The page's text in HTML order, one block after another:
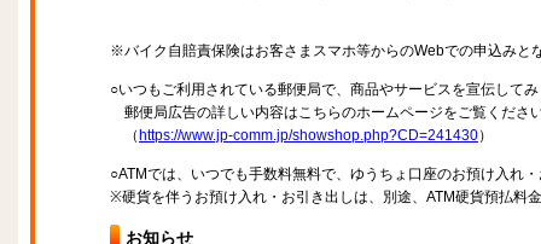
※バイク自賠責保険はお客さまスマホ等からのWebでの申込みと
○いつもご利用されている郵便局で、商品やサービスを宣伝して
郵便局広告の詳しい内容はこちらのホームページをご覧くださ
（ https://www.jp-comm.jp/showshop.php?CD=241430）
○ATMでは、いつでも手数料無料で、ゆうちょ口座のお預け入れ
※硬貨を伴うお預け入れ・お引き出しは、別途、ATM硬貨預払料
お知らせ